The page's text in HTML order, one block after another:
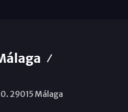
29015 Málaga